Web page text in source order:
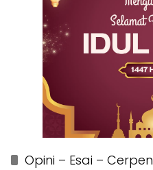
Opini – Esai – Cerpen